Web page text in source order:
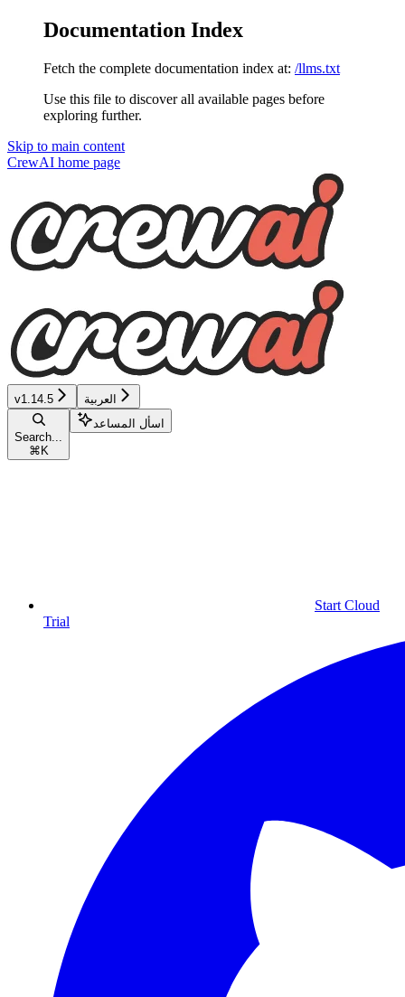
Documentation Index
Fetch the complete documentation index at: /llms.txt
Use this file to discover all available pages before
exploring further.
Skip to main content
CrewAI home page
v1.14.5 العربية
Search...
⌘ K
اسأل المساعد
Start Cloud
Trial